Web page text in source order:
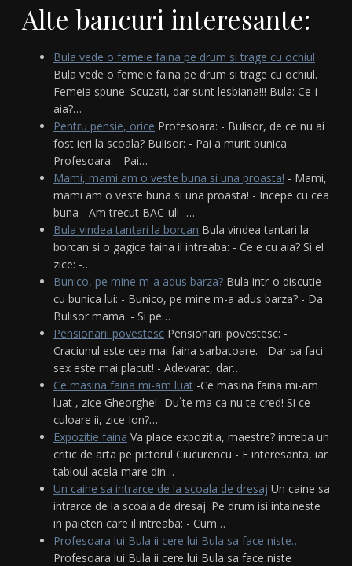
Alte bancuri interesante:
Bula vede o femeie faina pe drum si trage cu ochiul
Bula vede o femeie faina pe drum si trage cu ochiul.
Femeia spune: Scuzati, dar sunt lesbiana!!! Bula: Ce-i
aia?…
Pentru pensie, orice Profesoara: - Bulisor, de ce nu ai
fost ieri la scoala? Bulisor: - Pai a murit bunica
Profesoara: - Pai…
Mami, mami am o veste buna si una proasta! - Mami,
mami am o veste buna si una proasta! - Incepe cu cea
buna - Am trecut BAC-ul! -…
Bula vindea tantari la borcan Bula vindea tantari la
borcan si o gagica faina il intreaba: - Ce e cu aia? Si el
zice: -…
Bunico, pe mine m-a adus barza? Bula intr-o discutie
cu bunica lui: - Bunico, pe mine m-a adus barza? - Da
Bulisor mama. - Si pe…
Pensionarii povestesc Pensionarii povestesc: -
Craciunul este cea mai faina sarbatoare. - Dar sa faci
sex este mai placut! - Adevarat, dar…
Ce masina faina mi-am luat -Ce masina faina mi-am
luat , zice Gheorghe! -Du`te ma ca nu te cred! Si ce
culoare ii, zice Ion?…
Expozitie faina Va place expozitia, maestre? intreba un
critic de arta pe pictorul Ciucurencu - E interesanta, iar
tabloul acela mare din…
Un caine sa intrarce de la scoala de dresaj Un caine sa
intrarce de la scoala de dresaj. Pe drum isi intalneste
in paieten care il intreaba: - Cum…
Profesoara lui Bula ii cere lui Bula sa face niste…
Profesoara lui Bula ii cere lui Bula sa face niste